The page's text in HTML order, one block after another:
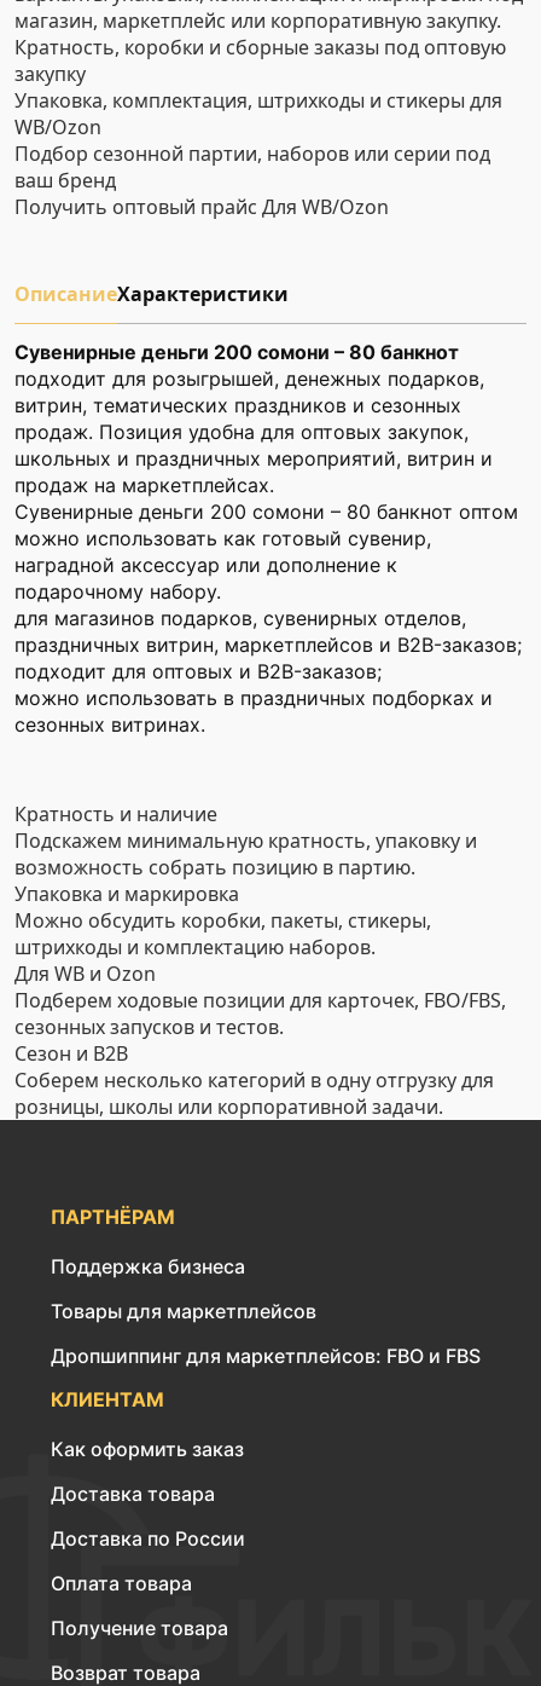
магазин, маркетплейс или корпоративную закупку.
Кратность, коробки и сборные заказы под оптовую
закупку
Упаковка, комплектация, штрихкоды и стикеры для
WB/Ozon
Подбор сезонной партии, наборов или серии под
ваш бренд
Получить оптовый прайс Для WB/Ozon
ОписаниеХарактеристики
Сувенирные деньги 200 сомони – 80 банкнот
подходит для розыгрышей, денежных подарков,
витрин, тематических праздников и сезонных
продаж. Позиция удобна для оптовых закупок,
школьных и праздничных мероприятий, витрин и
продаж на маркетплейсах.
Сувенирные деньги 200 сомони – 80 банкнот оптом
можно использовать как готовый сувенир,
наградной аксессуар или дополнение к
подарочному набору.
для магазинов подарков, сувенирных отделов,
праздничных витрин, маркетплейсов и B2B-заказов;
подходит для оптовых и B2B-заказов;
можно использовать в праздничных подборках и
сезонных витринах.
Кратность и наличие
Подскажем минимальную кратность, упаковку и
возможность собрать позицию в партию.
Упаковка и маркировка
Можно обсудить коробки, пакеты, стикеры,
штрихкоды и комплектацию наборов.
Для WB и Ozon
Подберем ходовые позиции для карточек, FBO/FBS,
сезонных запусков и тестов.
Сезон и B2B
Соберем несколько категорий в одну отгрузку для
розницы, школы или корпоративной задачи.
ПАРТНЁРАМ
Поддержка бизнеса
Товары для маркетплейсов
Дропшиппинг для маркетплейсов: FBO и FBS
КЛИЕНТАМ
Как оформить заказ
Доставка товара
Доставка по России
Оплата товара
Получение товара
Возврат товара